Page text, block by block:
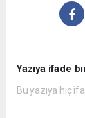
Yazıya ifade
Bu yazıya hiç